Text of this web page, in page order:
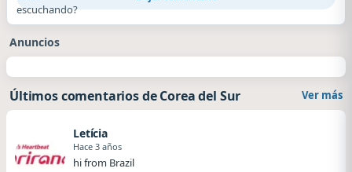
escuchando?
Anuncios
Últimos comentarios de Corea del Sur Ver más
Letícia
Hace 3 años
hi from Brazil